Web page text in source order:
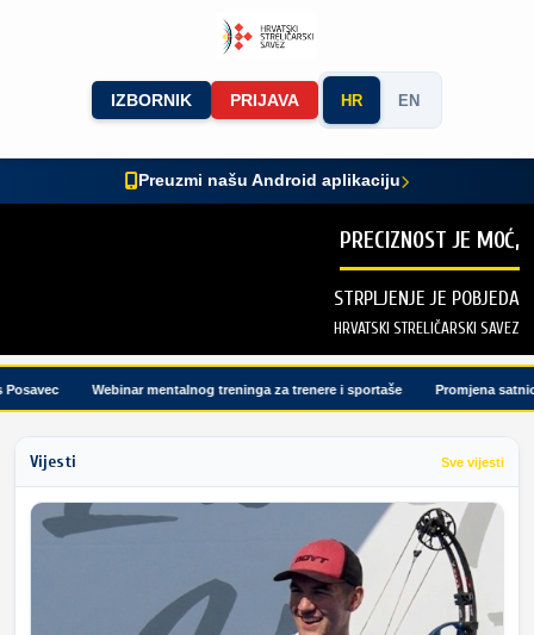
IZBORNIK PRIJAVA HR EN
Preuzmi našu Android aplikaciju
PRECIZNOST JE MOĆ,
STRPLJENJE JE POBJEDA
HRVATSKI STRELIČARSKI SAVEZ
Webinar mentalnog treninga za trenere i sportaše Promjena satnice
Vijesti Sve vijesti